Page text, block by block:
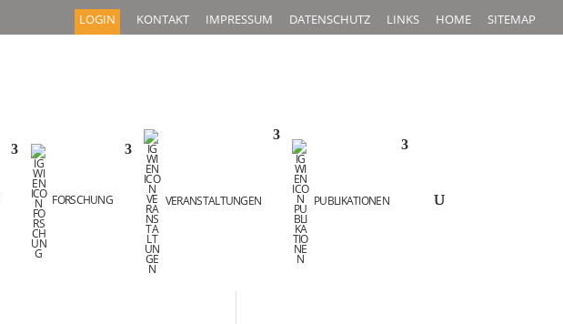
LOGIN KONTAKT IMPRESSUM DATENSCHUTZ LINKS HOME SITEMAP
FORSCHUNG VERANSTALTUNGEN PUBLIKATIONEN